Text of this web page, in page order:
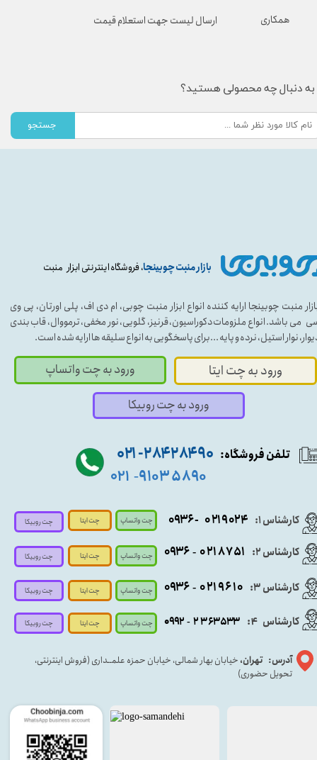
بازار منبت چوبینجا، فروشگاه اینترنتی ابزار منبت
منبت چوبینجا ارایه کننده انواع ابزار منبت چوبی، ام دی اف، پلی اورتان، پی وی
می باشد. انواع ملزومات دکوراسیون، قرنیز، گلویی، نور مخفی، ترمووال، قاب بندی
نوار استیل، نرده و پایه ...برای پاسخگویی به انواع سلیقه ها ارایه شده است.
کارشناس ۱: ۰۲۱۹۰۲۴ - ۰۹۳۶
آدرس: تهران، خیابان بهار شمالی، خیابان حمزه علمــداری (فروش اینترنتی،
تحویل حضوری)
ورود به چت ایتا ورود به چت واتساپ
تلفن فروشگاه: ۹۰ ۲۸۴ ۲۸۴- ۰۲۱
۵۸۹۰ ۹۱۰۳ -۰۲۱
کارشناس ۳: ۰۲۱۹۶۱۰ -۰۹۳۶
کارشناس ۲: ۰۲۱۸۷۵۱ - ۰۹۳۶
ورود به چت روبیکا
کارشناس 4
: ۲۳۶۳۵۳۳ - ۰۹۹۲
چت واتساپ
چت واتساپ
چت واتساپ
چت واتساپ
چت ایتا
چت ایتا
چت ایتا
چت ایتا
چت روبیکا
چت روبیکا
چت روبیکا
چت روبیکا
ارسال لیست جهت استعلام قیمت
همکاری
به دنبال چه محصولی هستید؟
جستجو